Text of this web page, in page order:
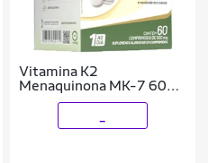
Vitamina K2
Menaquinona MK-7 60
Tabs - Lauton